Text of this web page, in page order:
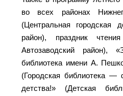
во всех районах
(Центральная городская
район), праздник
Автозаводский район),
библиотека имени А.
(Городская библиотека
детства!» (Детская